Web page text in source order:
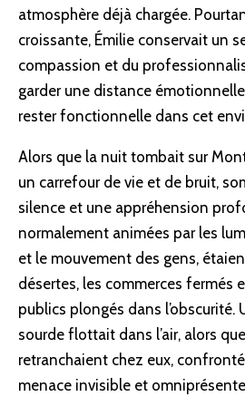
atmosphère déjà chargée.
croissante, Émilie conservait un
compassion et du
garder une distance
rester fonctionnelle dans cet
Alors que la nuit tombait sur
un carrefour de vie et de bruit,
silence et une appréhension
normalement animées par les
et le mouvement des gens,
désertes, les commerces fermés
publics plongés dans l’obscurité.
sourde flottait dans l’air, alors
retranchaient chez eux,
menace invisible et